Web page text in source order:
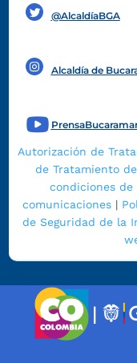
@AlcaldíaBGA
Alcaldía de
Autorización de
de Tratamiento
condiciones de
comunicaciones|
de Seguridad de la
|